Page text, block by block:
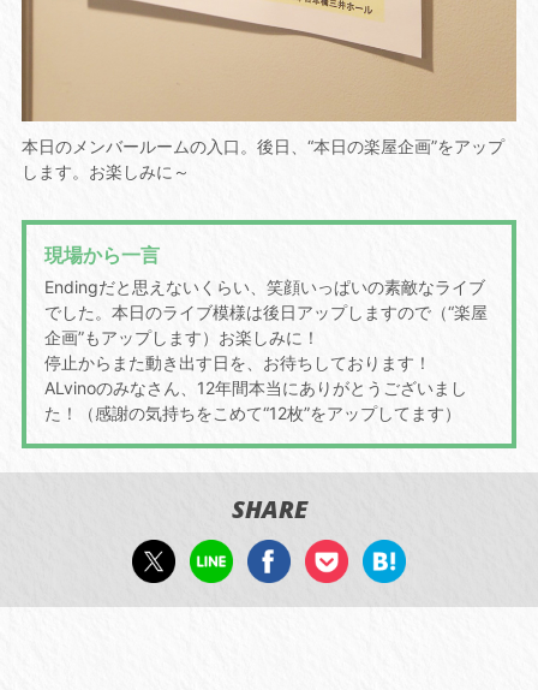
本日のメンバールームの入口。後日、“本日の楽屋企画”をアップ
します。お楽しみに～
現場から一言
Endingだと思えないくらい、笑顔いっぱいの素敵なライブ
でした。本日のライブ模様は後日アップしますので（“楽屋
企画”もアップします）お楽しみに！
停止からまた動き出す日を、お待ちしております！
ALvinoのみなさん、12年間本当にありがとうございまし
た！（感謝の気持ちをこめて“12枚”をアップしてます）
SHARE